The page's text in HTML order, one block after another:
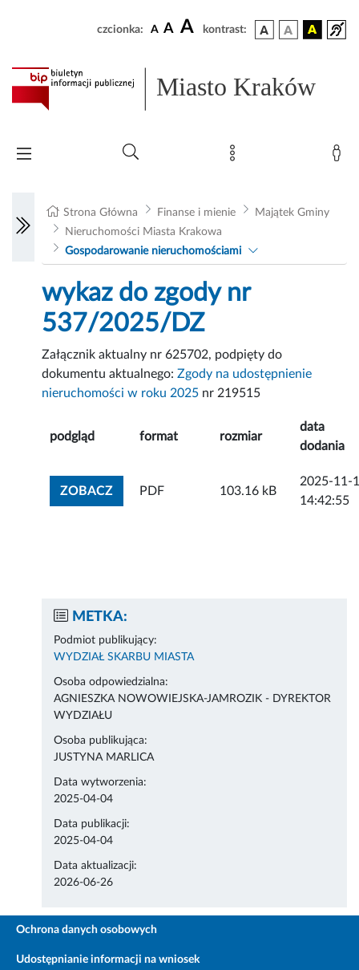
czcionka: A A A kontrast:
Miasto Kraków
Strona Główna Finanse i mienie
Majątek Gminy
Nieruchomości Miasta Krakowa
Gospodarowanie nieruchomościami
wykaz do zgody nr
537/2025/DZ
Załącznik aktualny nr 625702, podpięty do
dokumentu aktualnego:Zgody na udostępnienie
nieruchomości w roku 2025 nr 219515
podgląd format rozmiar
data
dodania
ZOBACZZOBACZ ZAŁĄCZNIK
PDF 103.16 kB
2025-11-
14:42:55
METKA:
Podmiot publikujący:
WYDZIAŁ SKARBU MIASTA
Osoba odpowiedzialna:
AGNIESZKA NOWOWIEJSKA-JAMROZIK - DYREKTOR
WYDZIAŁU
Osoba publikująca:
JUSTYNA MARLICA
Data wytworzenia:
2025-04-04
Data publikacji:
2025-04-04
Data aktualizacji:
2026-06-26
Ochrona danych osobowych
Udostępnianie informacji na wniosek